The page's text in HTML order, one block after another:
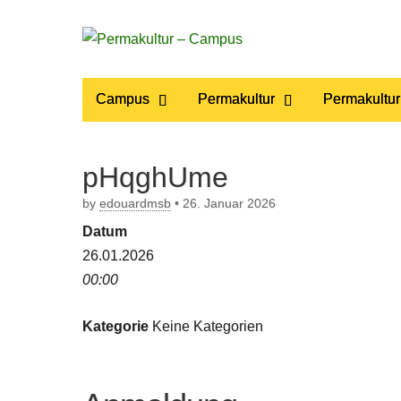
Permakultur
– Campus
Main
menu
Campus Permakultur
pHqghUme
by edouardmsb • 26. Januar 2026
Datum
26.01.2026
00:00
Kategorie Keine Kategorien